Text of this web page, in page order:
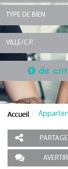
TYPE DE BIEN
VILLE/C.P.
de
AVERTIR